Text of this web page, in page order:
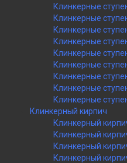
Клинкерные
Клинкерные
Клинкерные
Клинкерные
Клинкерные
Клинкерные
Клинкерные
Клинкерные
Клинкерные
Клинкерный кирпич
Клинкерный
Клинкерный
Клинкерный
Клинкерный